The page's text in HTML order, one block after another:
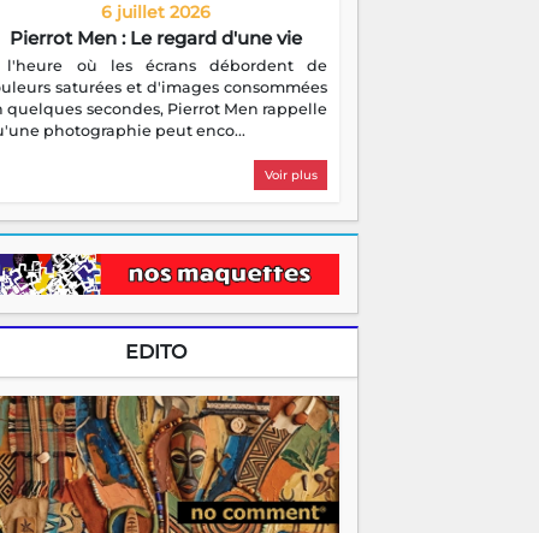
6 juillet 2026
Pierrot Men : Le regard d'une vie
l'heure où les écrans débordent de
saturées et d'images consommées
quelques secondes, Pierrot Men rappelle
photographie peut enco...
Voir plus
EDITO